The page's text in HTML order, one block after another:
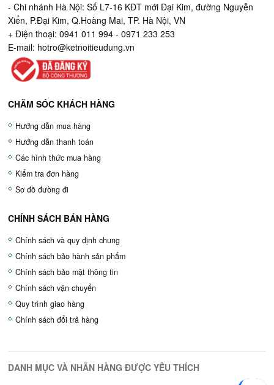
- Chi nhánh Hà Nội: Số L7-16 KĐT mới Đại Kim, đường Nguyễn
Xiển, P.Đại Kim, Q.Hoàng Mai, TP. Hà Nội, VN
+ Điện thoại: 0941 011 994 - 0971 233 253
E-mail: hotro@ketnoitieudung.vn
CHĂM SÓC KHÁCH HÀNG
Hướng dẫn mua hàng
Hướng dẫn thanh toán
Các hình thức mua hàng
Kiểm tra đơn hàng
Sơ đồ đường đi
CHÍNH SÁCH BÁN HÀNG
Chính sách và quy định chung
Chính sách bảo hành sản phẩm
Chính sách bảo mật thông tin
Chính sách vận chuyển
Quy trình giao hàng
Chính sách đổi trả hàng
DANH MỤC VÀ NHÃN HÀNG ĐƯỢC YÊU THÍCH